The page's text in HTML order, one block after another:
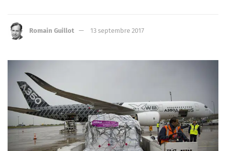
Romain Guillot 13 septembre 2017